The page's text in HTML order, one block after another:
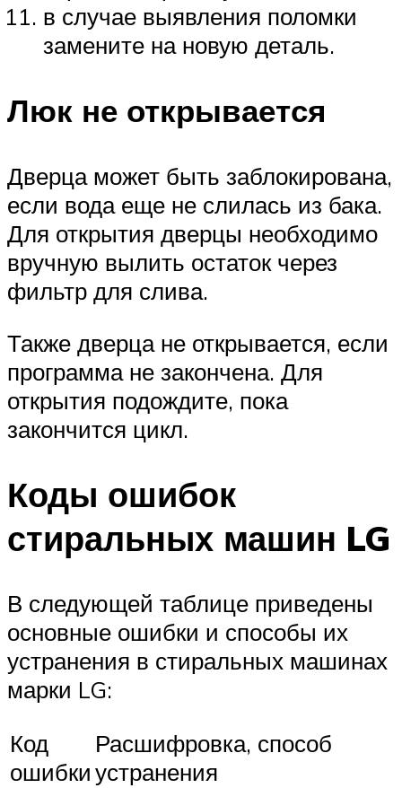
в случае выявления поломки
замените на новую деталь.
Люк не открывается
Дверца может быть заблокирована,
если вода еще не слилась из бака.
Для открытия дверцы необходимо
вручную вылить остаток через
фильтр для слива.
Также дверца не открывается, если
программа не закончена. Для
открытия подождите, пока
закончится цикл.
Коды ошибок
стиральных машин LG
В следующей таблице приведены
основные ошибки и способы их
устранения в стиральных машинах
марки LG:
Код
ошибки
Расшифровка, способ
устранения